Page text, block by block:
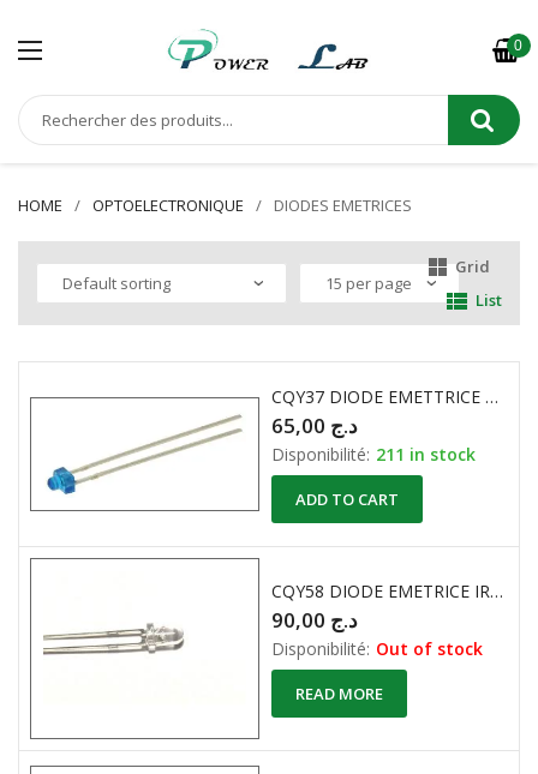
0
HOME OPTOELECTRONIQUE DIODES EMETRICES
Grid
List
CQY37 DIODE EMETTRICE 950nm
د.ج
Disponibilité: 211 in stock
ADD TO CART
CQY58 DIODE EMETRICE IR 3mm
د.ج
Disponibilité: Out of stock
READ MORE